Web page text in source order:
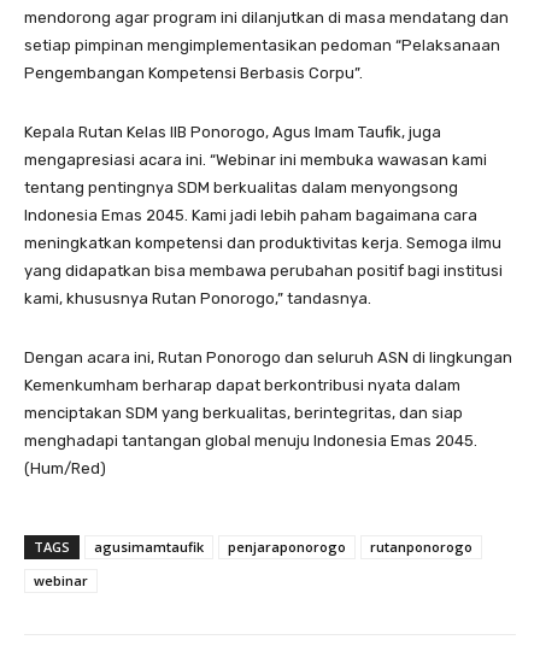
mendorong agar program ini dilanjutkan di masa mendatang dan
setiap pimpinan mengimplementasikan pedoman “Pelaksanaan
Pengembangan Kompetensi Berbasis Corpu”.
Kepala Rutan Kelas IIB Ponorogo, Agus Imam Taufik, juga
mengapresiasi acara ini. “Webinar ini membuka wawasan kami
tentang pentingnya SDM berkualitas dalam menyongsong
Indonesia Emas 2045. Kami jadi lebih paham bagaimana cara
meningkatkan kompetensi dan produktivitas kerja. Semoga ilmu
yang didapatkan bisa membawa perubahan positif bagi institusi
kami, khususnya Rutan Ponorogo,” tandasnya.
Dengan acara ini, Rutan Ponorogo dan seluruh ASN di lingkungan
Kemenkumham berharap dapat berkontribusi nyata dalam
menciptakan SDM yang berkualitas, berintegritas, dan siap
menghadapi tantangan global menuju Indonesia Emas 2045.
(Hum/Red)
TAGS agusimamtaufik penjaraponorogo
rutanponorogo
webinar